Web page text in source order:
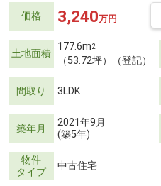
価格 3,240万円
土地面積
177.6m2
（53.72坪）（登記）
間取り 3LDK
築年月
2021年9月
(築5年)
物件
タイプ
中古住宅